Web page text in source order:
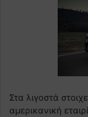
Στα λιγοστά
αμερικανική